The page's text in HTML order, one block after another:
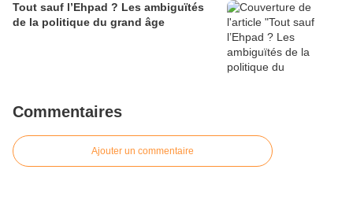
Tout sauf l’Ehpad ? Les ambiguïtés
de la politique du grand âge
Commentaires
Ajouter un commentaire